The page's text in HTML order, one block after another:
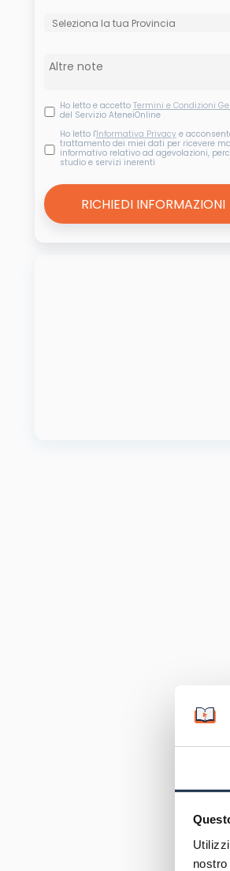
Ho letto e accetto Termini e Condizioni
del Servizio AteneiOnline
Ho letto l'Informativa Privacy e
trattamento dei miei dati per ricevere
informativo relativo ad agevolazioni,
studio e servizi inerenti